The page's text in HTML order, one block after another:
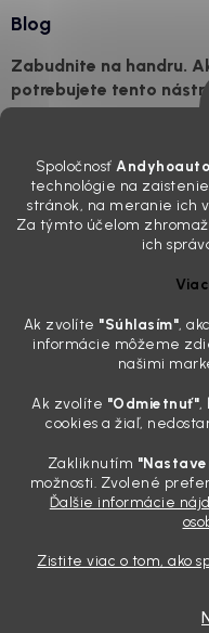
Spoločnosť
technológie na
stránok, na meranie ich
Za týmto účelom
ich
Ak zvolíte "Súhlasím",
informácie môžeme
našimi
Ak zvolíte "Odmietnuť",
cookies a žiaľ,
Zakliknutím
možnosti. Zvolené
Ďalšie informácie
Zistite viac o tom, ako
Blog
Zabudnite na handru.
potrebujete tento
„upratanom“ aute, no pri
mriežkach ventilácie, okolo
drzo pozerá prach. Handra
Detailing nemusí stáť
Sobotné ráno, káva v ruke
niekoho nuda, pre nás
všetky tie fľaštičky,
pokaziť náladu. Dobrá
Zabudnite na šmuhy: 7
28.7.2026
Poznáte ten pocit. Sobota
radosti vidíte len šedý
brzdového prachu. Pre
bodu B, ale pre nás je to